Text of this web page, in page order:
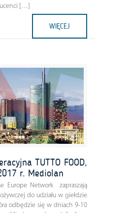
[…]
WIĘCEJ
TUTTO FOOD,
r. Mediolan
Europe Network zapraszają
do udziału w giełdzie
odbędzie się w dniach 9-10